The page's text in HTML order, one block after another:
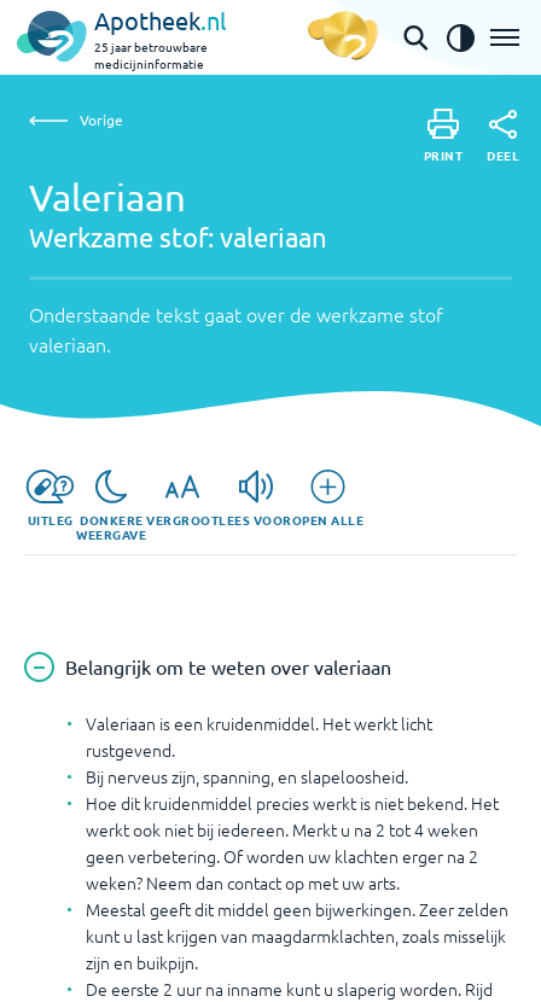
Apotheek.nl
25 jaar betrouwbare
medicijninformatie
Valeriaan | valeriaan
over
de
werkzame
Vorige
Valeriaan
Werkzame stof:valeriaan
Onderstaande tekst gaat over de werkzame stof
valeriaan.
PRINT DEEL
UITLEG DONKERE
WEERGAVE
VERGROOTLEES VOOROPEN ALLE
Belangrijk om te weten over valeriaan
Valeriaan is een kruidenmiddel. Het werkt licht
rustgevend.
Bij nerveus zijn, spanning, en slapeloosheid.
Hoe dit kruidenmiddel precies werkt is niet bekend. Het
werkt ook niet bij iedereen. Merkt u na 2 tot 4 weken
geen verbetering. Of worden uw klachten erger na 2
weken? Neem dan contact op met uw arts.
Meestal geeft dit middel geen bijwerkingen. Zeer zelden
kunt u last krijgen van maagdarmklachten, zoals misselijk
zijn en buikpijn.
De eerste 2 uur na inname kunt u slaperig worden. Rijd